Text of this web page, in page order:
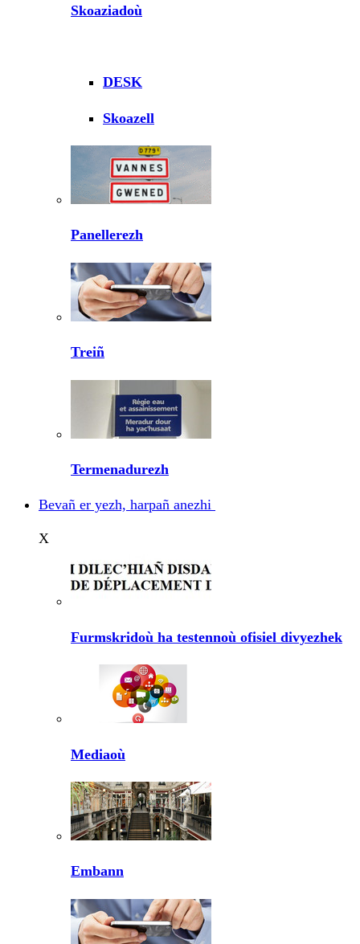
Skoaziadoù
DESK
Skoazell
Panellerezh
Treiñ
Termenadurezh
Bevañ er yezh, harpañ anezhi
X
Furmskridoù ha testennoù ofisiel divyezhek
Mediaoù
Embann